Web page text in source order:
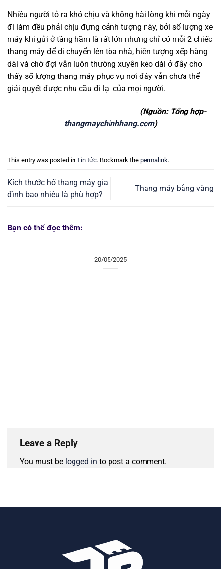
Nhiều người tỏ ra khó chịu và không hài lòng khi mỗi ngày
đi làm đều phải chịu đựng cảnh tượng này, bởi số lượng xe
máy khi gửi ở tầng hầm là rất lớn nhưng chỉ có mỗi 2 chiếc
thang máy để di chuyển lên tòa nhà, hiện tượng xếp hàng
dài và chờ đợi vẫn luôn thường xuyên kéo dài ở đây cho
thấy số lượng thang máy phục vụ nơi đây vẫn chưa thể
giải quyết được nhu cầu đi lại của mọi người.
(Nguồn: Tổng hợp-
thangmaychinhhang.com)
This entry was posted in Tin tức. Bookmark the permalink.
Kích thước hố thang máy gia
đình bao nhiêu là phù hợp?
Thang máy bằng vàng
Bạn có thể đọc thêm:
20/05/2025
Leave a Reply
You must be logged in to post a comment.